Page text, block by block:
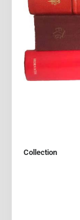
Collection